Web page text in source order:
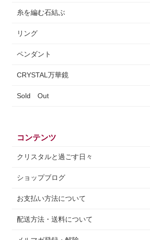
糸を編む石結ぶ
リング
ペンダント
CRYSTAL万華鏡
Sold Out
コンテンツ
クリスタルと過ごす日々
ショップブログ
お支払い方法について
配送方法・送料について